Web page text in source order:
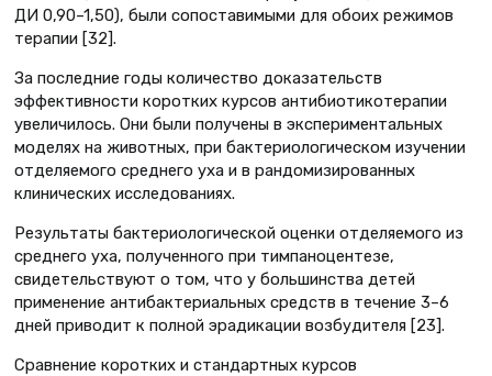
ДИ 0,90–1,50), были сопоставимыми для обоих режимов
терапии [32].
За последние годы количество доказательств
эффективности коротких курсов антибиотикотерапии
увеличилось. Они были получены в экспериментальных
моделях на животных, при бактериологическом изучении
отделяемого среднего уха и в рандомизированных
клинических исследованиях.
Результаты бактериологической оценки отделяемого из
среднего уха, полученного при тимпаноцентезе,
свидетельствуют о том, что у большинства детей
применение антибактериальных средств в течение 3–6
дней приводит к полной эрадикации возбудителя [23].
Сравнение коротких и стандартных курсов